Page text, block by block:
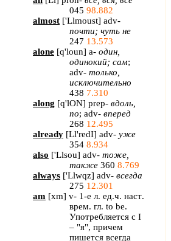
045 98.882
almost ['Llmoust] adv-
почти; чуть не
247 13.573
alone [q'loun] a- один,
одинокий; сам;
adv- только,
исключительно
438 7.310
along [q'lON] prep- вдоль,
по; adv- вперед
268 12.495
already [Ll'redI] adv- уже
354 8.934
also ['Llsou] adv- тоже
также 360 8.769
always ['Llwqz] adv- всегда
275 12.301
am [xm] v- 1-е л. ед.ч. наст.
врем. гл. to be.
Употребляется с I
– "я", причем
пишется всегда